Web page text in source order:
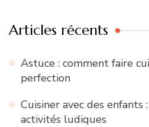
Articles récents
Astuce : comment faire
perfection
Cuisiner avec des
activités ludiques